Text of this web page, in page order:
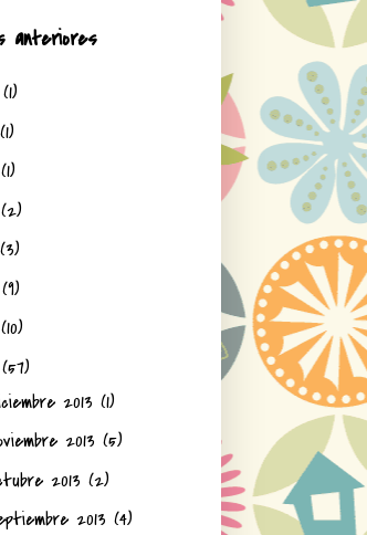
anteriores
(1)
(1)
(1)
(2)
(3)
(9)
(10)
(57)
2013 (1)
2013 (5)
2013 (2)
2013 (4)